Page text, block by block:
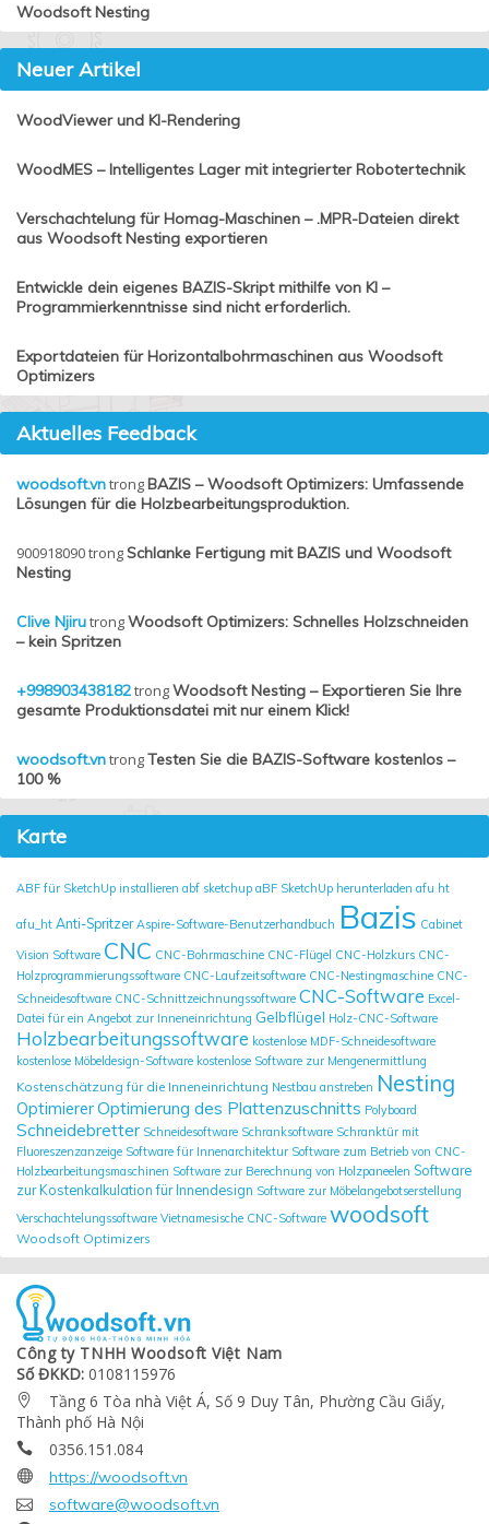
Woodsoft Nesting
Neuer Artikel
WoodViewer und KI-Rendering
WoodMES – Intelligentes Lager mit integrierter Robotertechnik
Verschachtelung für Homag-Maschinen – .MPR-Dateien direkt
aus Woodsoft Nesting exportieren
Entwickle dein eigenes BAZIS-Skript mithilfe von KI –
Programmierkenntnisse sind nicht erforderlich.
Exportdateien für Horizontalbohrmaschinen aus Woodsoft
Optimizers
Aktuelles Feedback
woodsoft.vntrongBAZIS – Woodsoft Optimizers: Umfassende
Lösungen für die Holzbearbeitungsproduktion.
900918090trongSchlanke Fertigung mit BAZIS und Woodsoft
Nesting
Clive NjirutrongWoodsoft Optimizers: Schnelles Holzschneiden
– kein Spritzen
+998903438182trongWoodsoft Nesting – Exportieren Sie Ihre
gesamte Produktionsdatei mit nur einem Klick!
woodsoft.vntrongTesten Sie die BAZIS-Software kostenlos –
100 %
Karte
ABF für SketchUp installieren abf sketchup aBF SketchUp herunterladen afu ht
afu_ht Anti-Spritzer Aspire-Software-Benutzerhandbuch Bazis Cabinet
Vision Software CNC CNC-Bohrmaschine CNC-Flügel CNC-Holzkurs CNC-
Holzprogrammierungssoftware CNC-Laufzeitsoftware CNC-Nestingmaschine CNC-
Schneidesoftware CNC-Schnittzeichnungssoftware CNC-Software Excel-
Datei für ein Angebot zur Inneneinrichtung Gelbflügel Holz-CNC-Software
Holzbearbeitungssoftware kostenlose MDF-Schneidesoftware
kostenlose Möbeldesign-Software kostenlose Software zur Mengenermittlung
Kostenschätzung für die Inneneinrichtung Nestbau anstreben Nesting
OptimiererOptimierung des Plattenzuschnitts Polyboard
Schneidebretter Schneidesoftware Schranksoftware Schranktür mit
Fluoreszenzanzeige Software für Innenarchitektur Software zum Betrieb von CNC-
Holzbearbeitungsmaschinen Software zur Berechnung von Holzpaneelen Software
zur Kostenkalkulation für Innendesign Software zur Möbelangebotserstellung
Verschachtelungssoftware Vietnamesische CNC-Software woodsoft
Woodsoft Optimizers
Công ty TNHH Woodsoft Việt Nam
Số ĐKKD: 0108115976

Tầng 6 Tòa nhà Việt Á, Số 9 Duy Tân, Phường Cầu Giấy,
Thành phố Hà Nội
 0356.151.084
 https://woodsoft.vn
 software@woodsoft.vn